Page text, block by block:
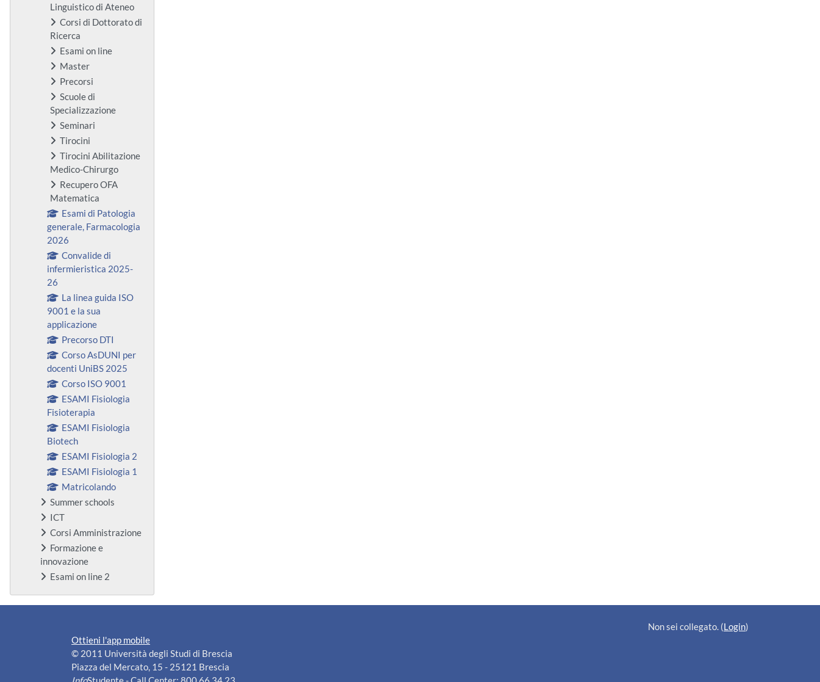
Linguistico di Ateneo
Corsi di Dottorato di
Ricerca
Esami on line
Master
Precorsi
Scuole di
Specializzazione
Seminari
Tirocini
Tirocini Abilitazione
Medico-Chirurgo
Recupero OFA
Matematica
Esami di Patologia
generale, Farmacologia
2026
Convalide di
infermieristica 2025-
26
La linea guida ISO
9001 e la sua
applicazione
Precorso DTI
Corso AsDUNI per
docenti UniBS 2025
Corso ISO 9001
ESAMI Fisiologia
Fisioterapia
ESAMI Fisiologia
Biotech
ESAMI Fisiologia 2
ESAMI Fisiologia 1
Matricolando
Summer schools
ICT
Corsi Amministrazione
Formazione e
innovazione
Esami on line 2
Non sei collegato. (Login)
Ottieni l'app mobile
© 2011 Università degli Studi di Brescia
Piazza del Mercato, 15 - 25121 Brescia